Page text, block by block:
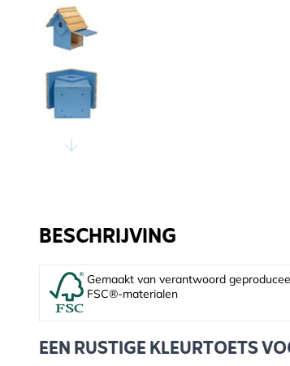
BESCHRIJVING
Gemaakt van verantwoord
FSC®-materialen
EEN RUSTIGE KLEURTOETS